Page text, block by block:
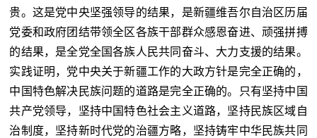
贵。这是党中央坚强领导的结果，是新疆维吾尔自治区历届
党委和政府团结带领全区各族干部群众感恩奋进、顽强拼搏
的结果，是全党全国各族人民共同奋斗、大力支援的结果。
实践证明，党中央关于新疆工作的大政方针是完全正确的，
中国特色解决民族问题的道路是完全正确的。只有坚持中国
共产党领导，坚持中国特色社会主义道路，坚持民族区域自
治制度，坚持新时代党的治疆方略，坚持铸牢中华民族共同